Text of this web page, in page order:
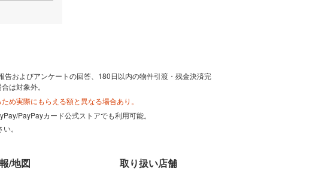
告およびアンケートの回答、180日以内の物件引渡・残金決済完
は対象外。
め実際にもらえる額と異なる場合あり。
PayPayカード公式ストアでも利用可能。
。
/地図 取り扱い店舗